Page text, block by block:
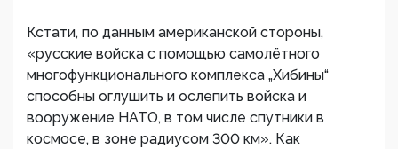
Кстати, по данным американской стороны,
«русские войска с помощью самолётного
многофункционального комплекса „Хибины“
способны оглушить и ослепить войска и
вооружение НАТО, в том числе спутники в
космосе, в зоне радиусом 300 км». Как